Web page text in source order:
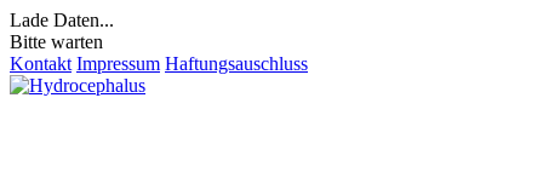
Lade Daten...
Bitte warten
Kontakt Impressum Haftungsauschluss